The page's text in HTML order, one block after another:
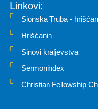
Linkovi:
Sionska Truba -
Hrišćanin
Sinovi kraljevstva
Sermonindex
Christian Fellowship